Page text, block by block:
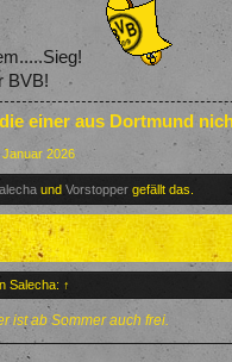
BVB!
einer aus Dortmund
Januar 2026
undVorstopper gefällt das.
Salecha: ↑
ist ab Sommer auch frei.